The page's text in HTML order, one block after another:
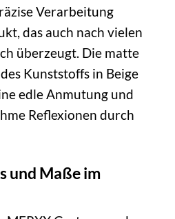
Verarbeitung
das auch nach vielen
überzeugt. Die matte
Kunststoffs in Beige
edle Anmutung und
Reflexionen durch
und Maße im